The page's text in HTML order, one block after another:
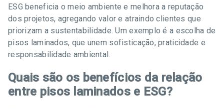
ESG beneficia o meio ambiente e melhora a reputação
dos projetos, agregando valor e atraindo clientes que
priorizam a sustentabilidade. Um exemplo é a escolha de
pisos laminados, que unem sofisticação, praticidade e
responsabilidade ambiental.
Quais são os benefícios da relação
entre pisos laminados e ESG?